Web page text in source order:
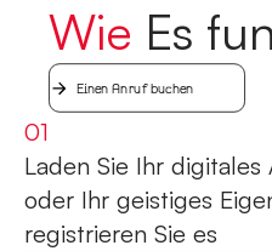
Wie Es fun
Einen Anruf buchen
01
Laden Sie Ihr digitales
oder Ihr geistiges
registrieren Sie es